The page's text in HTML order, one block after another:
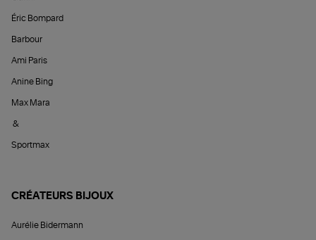
Éric Bompard
Barbour
Ami Paris
Anine Bing
Max Mara
&
Sportmax
CRÉATEURS BIJOUX
Aurélie Bidermann